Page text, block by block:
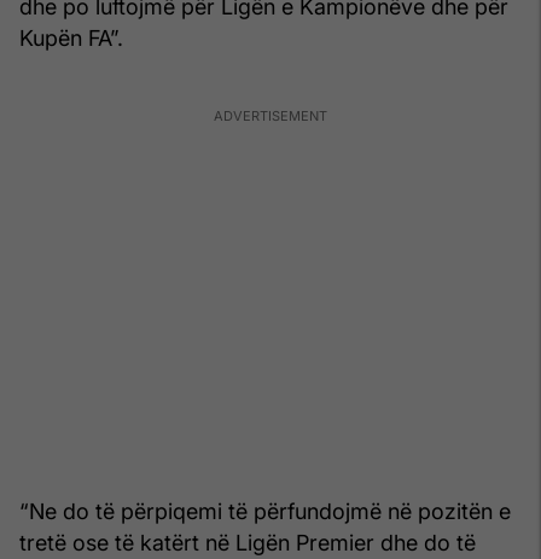
dhe po luftojmë për Ligën e Kampionëve dhe për
Kupën FA”.
“Ne do të përpiqemi të përfundojmë në pozitën e
tretë ose të katërt në Ligën Premier dhe do të